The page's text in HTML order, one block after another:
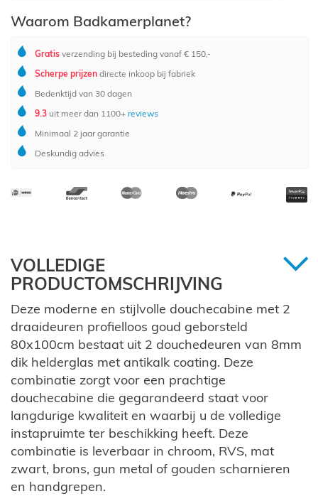
Waarom Badkamerplanet?
Gratis verzending bij besteding vanaf € 150,-
Scherpe prijzen directe inkoop bij fabriek
Bedenktijd van 30 dagen
9.3 uit meer dan 1100+ reviews
Minimaal 2 jaar garantie
Deskundig advies
VOLLEDIGE
PRODUCTOMSCHRIJVING
Deze moderne en stijlvolle douchecabine met 2
draaideuren profielloos goud geborsteld
80x100cm bestaat uit 2 douchedeuren van 8mm
dik helderglas met antikalk coating. Deze
combinatie zorgt voor een prachtige
douchecabine die gegarandeerd staat voor
langdurige kwaliteit en waarbij u de volledige
instapruimte ter beschikking heeft. Deze
combinatie is leverbaar in chroom, RVS, mat
zwart, brons, gun metal of gouden scharnieren
en handgrepen.